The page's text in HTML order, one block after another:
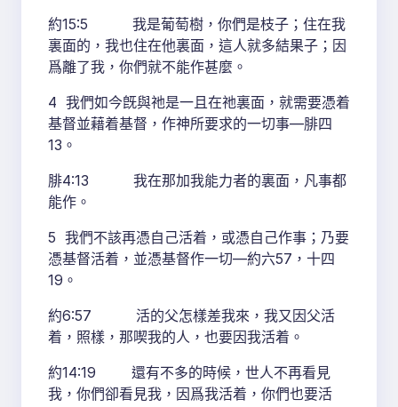
約15:5 我是葡萄樹，你們是枝子；住在我
裏面的，我也住在他裏面，這人就多結果子；因
爲離了我，你們就不能作甚麼。
4 我們如今旣與祂是一且在祂裏面，就需要憑着
基督並藉着基督，作神所要求的一切事—腓四
13。
腓4:13 我在那加我能力者的裏面，凡事都
能作。
5 我們不該再憑自己活着，或憑自己作事；乃要
憑基督活着，並憑基督作一切—約六57，十四
19。
約6:57 活的父怎樣差我來，我又因父活
着，照樣，那喫我的人，也要因我活着。
約14:19 還有不多的時候，世人不再看見
我，你們卻看見我，因爲我活着，你們也要活